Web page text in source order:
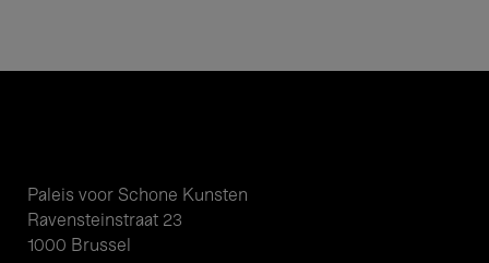
Paleis voor Schone Kunsten
Ravensteinstraat 23
1000 Brussel